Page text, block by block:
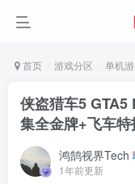
首页 游戏分区 单机
侠盗猎车5 GTA5
集全金牌+飞车
鸿鹄视界Tech
1年前更新